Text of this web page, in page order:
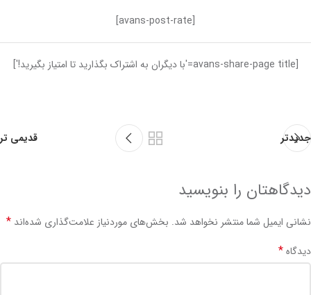
[avans-post-rate]
[avans-share-page title='با دیگران به اشتراک بگذارید تا امتیاز بگیرید!']
جدیدتر قدیمی تر
دیدگاهتان را بنویسید
نشانی ایمیل شما منتشر نخواهد شد. بخش‌های موردنیاز علامت‌گذاری شده‌اند *
دیدگاه*